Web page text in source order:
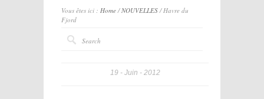
Vous êtes ici : Home/NOUVELLES/ Havre du
Fjord
19 Juin 2012